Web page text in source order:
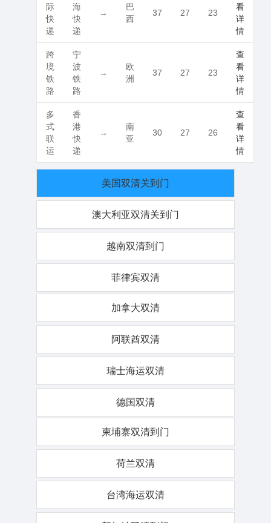
际
快
递
海
快
递
→
巴
西
37 27 23
看
详
情
跨
境
铁
路
宁
波
铁
路
→
欧
洲
37 27 23
查
看
详
情
多
式
联
运
香
港
快
递
→
南
亚
30 27 26
查
看
详
情
美国双清关到门
澳大利亚双清关到门
越南双清到门
菲律宾双清
加拿大双清
阿联酋双清
瑞士海运双清
德国双清
柬埔寨双清到门
荷兰双清
台湾海运双清